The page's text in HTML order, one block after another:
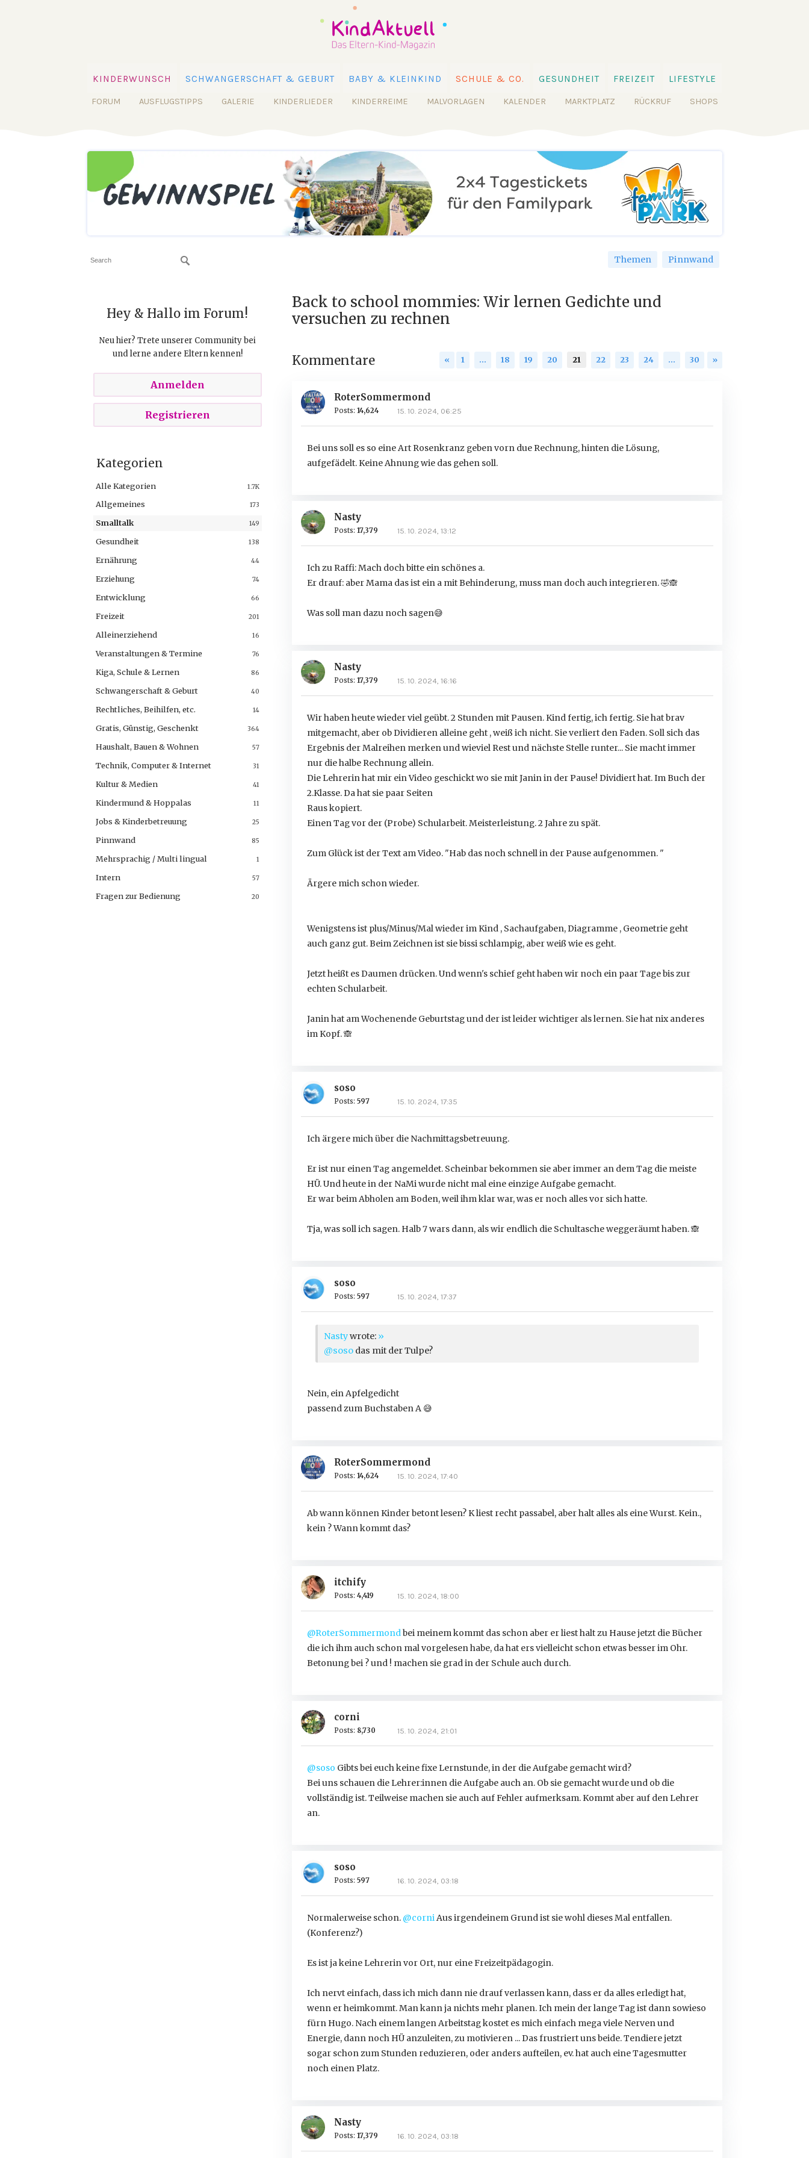
KINDERWUNSCH SCHWANGERSCHAFT & GEBURT BABY & KLEINKIND SCHULE & CO. GESUNDHEIT FREIZEIT LIFESTYLE
FORUM AUSFLUGSTIPPS GALERIE KINDERLIEDER KINDERREIME MALVORLAGEN KALENDER MARKTPLATZ RÜCKRUF SHOPS
Themen Pinnwand
Hey & Hallo im Forum!
Neu hier? Trete unserer Community bei
und lerne andere Eltern kennen!
Anmelden
Registrieren
Kategorien
1.7K
Alle Kategorien
173
Allgemeines
149
Smalltalk
138
Gesundheit
44
Ernährung
74
Erziehung
66
Entwicklung
201
Freizeit
16
Alleinerziehend
76
Veranstaltungen & Termine
86
Kiga, Schule & Lernen
40
Schwangerschaft & Geburt
14
Rechtliches, Beihilfen, etc.
364
Gratis, Günstig, Geschenkt
57
Haushalt, Bauen & Wohnen
31
Technik, Computer & Internet
41
Kultur & Medien
11
Kindermund & Hoppalas
25
Jobs & Kinderbetreuung
85
Pinnwand
1
Mehrsprachig / Multi lingual
57
Intern
20
Fragen zur Bedienung
Back to school mommies: Wir lernen Gedichte und
versuchen zu rechnen
« 1 … 18 19 20 21 22 23 24 … 30 »
Kommentare
RoterSommermond
Posts: 14,624 15. 10. 2024, 06:25
Bei uns soll es so eine Art Rosenkranz geben vorn due Rechnung, hinten die Lösung,
aufgefädelt. Keine Ahnung wie das gehen soll.
Nasty
Posts: 17,379 15. 10. 2024, 13:12
Ich zu Raffi: Mach doch bitte ein schönes a.
Er drauf: aber Mama das ist ein a mit Behinderung, muss man doch auch integrieren.🤣🙈
Was soll man dazu noch sagen😅
Nasty
Posts: 17,379 15. 10. 2024, 16:16
Wir haben heute wieder viel geübt. 2 Stunden mit Pausen. Kind fertig, ich fertig. Sie hat brav
mitgemacht, aber ob Dividieren alleine geht , weiß ich nicht. Sie verliert den Faden. Soll sich das
Ergebnis der Malreihen merken und wieviel Rest und nächste Stelle runter... Sie macht immer
nur die halbe Rechnung allein.
Die Lehrerin hat mir ein Video geschickt wo sie mit Janin in der Pause! Dividiert hat. Im Buch der
2.Klasse. Da hat sie paar Seiten
Raus kopiert.
Einen Tag vor der (Probe) Schularbeit. Meisterleistung. 2 Jahre zu spät.
Zum Glück ist der Text am Video. "Hab das noch schnell in der Pause aufgenommen. "
Ärgere mich schon wieder.
Wenigstens ist plus/Minus/Mal wieder im Kind , Sachaufgaben, Diagramme , Geometrie geht
auch ganz gut. Beim Zeichnen ist sie bissi schlampig, aber weiß wie es geht.
Jetzt heißt es Daumen drücken. Und wenn's schief geht haben wir noch ein paar Tage bis zur
echten Schularbeit.
Janin hat am Wochenende Geburtstag und der ist leider wichtiger als lernen. Sie hat nix anderes
im Kopf.🙈
soso
Posts: 597 15. 10. 2024, 17:35
Ich ärgere mich über die Nachmittagsbetreuung.
Er ist nur einen Tag angemeldet. Scheinbar bekommen sie aber immer an dem Tag die meiste
HÜ. Und heute in der NaMi wurde nicht mal eine einzige Aufgabe gemacht.
Er war beim Abholen am Boden, weil ihm klar war, was er noch alles vor sich hatte.
Tja, was soll ich sagen. Halb 7 wars dann, als wir endlich die Schultasche weggeräumt haben.🙈
soso
Posts: 597 15. 10. 2024, 17:37
Nastywrote: »
@sosodas mit der Tulpe?
Nein, ein Apfelgedicht
passend zum Buchstaben A 😅
RoterSommermond
Posts: 14,624 15. 10. 2024, 17:40
Ab wann können Kinder betont lesen? K liest recht passabel, aber halt alles als eine Wurst. Kein.,
kein ? Wann kommt das?
itchify
Posts: 4,419 15. 10. 2024, 18:00
@RoterSommermondbei meinem kommt das schon aber er liest halt zu Hause jetzt die Bücher
die ich ihm auch schon mal vorgelesen habe, da hat ers vielleicht schon etwas besser im Ohr.
Betonung bei ? und ! machen sie grad in der Schule auch durch.
corni
Posts: 8,730 15. 10. 2024, 21:01
@soso Gibts bei euch keine fixe Lernstunde, in der die Aufgabe gemacht wird?
Bei uns schauen die Lehrer:innen die Aufgabe auch an. Ob sie gemacht wurde und ob die
vollständig ist. Teilweise machen sie auch auf Fehler aufmerksam. Kommt aber auf den Lehrer
an.
soso
Posts: 597 16. 10. 2024, 03:18
Normalerweise schon. @corniAus irgendeinem Grund ist sie wohl dieses Mal entfallen.
(Konferenz?)
Es ist ja keine Lehrerin vor Ort, nur eine Freizeitpädagogin.
Ich nervt einfach, dass ich mich dann nie drauf verlassen kann, dass er da alles erledigt hat,
wenn er heimkommt. Man kann ja nichts mehr planen. Ich mein der lange Tag ist dann sowieso
fürn Hugo. Nach einem langen Arbeitstag kostet es mich einfach mega viele Nerven und
Energie, dann noch HÜ anzuleiten, zu motivieren ... Das frustriert uns beide. Tendiere jetzt
sogar schon zum Stunden reduzieren, oder anders aufteilen, ev. hat auch eine Tagesmutter
noch einen Platz.
Nasty
Posts: 17,379 16. 10. 2024, 03:18